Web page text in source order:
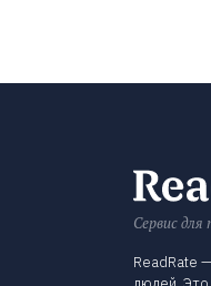
Сервис
ReadRate